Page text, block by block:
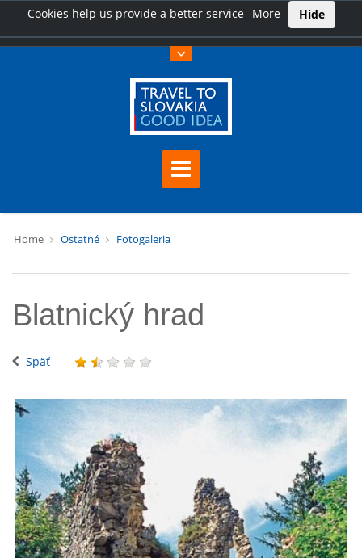
Cookies help us provide a better service More Hide
Home Ostatné Fotogaleria
Blatnický hrad
Späť